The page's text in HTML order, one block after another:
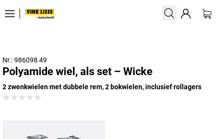
Nr.: 986098 49
Polyamide wiel, als set – Wicke
2 zwenkwielen met dubbele rem, 2 bokwielen, inclusief rollagers